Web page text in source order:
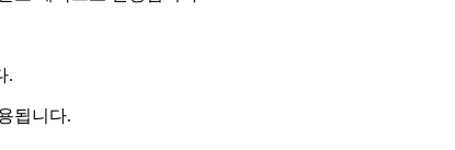
.
됩니다.